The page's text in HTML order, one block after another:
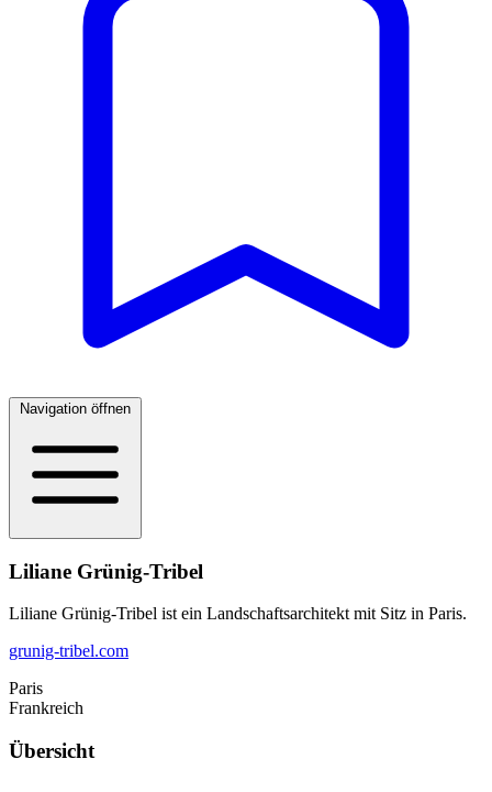
Navigation öffnen
Liliane Grünig-Tribel
Liliane Grünig-Tribel ist ein Landschaftsarchitekt mit Sitz in Paris.
grunig-tribel.com
Paris
Frankreich
Übersicht